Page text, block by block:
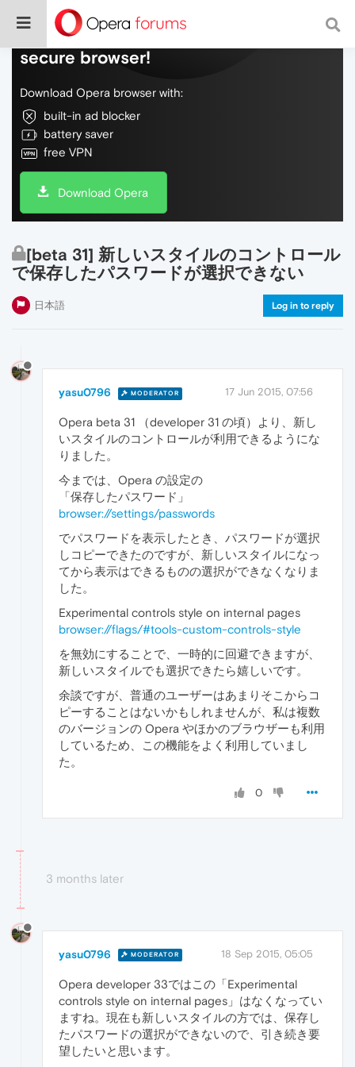
Do more on the web, with a fast and
secure browser!
Download Opera browser with:
built-in ad blocker
battery saver
free VPN
Download Opera
[beta 31] 新しいスタイルのコントロール
で保存したパスワードが選択できない
日本語 Log in to reply
yasu0796 MODERATOR 17 Jun 2015, 07:56
Opera beta 31 （developer 31 の頃）より、新し
いスタイルのコントロールが利用できるようにな
りました。
今までは、Opera の設定の
「保存したパスワード」
browser://settings/passwords
でパスワードを表示したとき、パスワードが選択
しコピーできたのですが、新しいスタイルになっ
てから表示はできるものの選択ができなくなりま
した。
Experimental controls style on internal pages
browser://flags/#tools-custom-controls-style
を無効にすることで、一時的に回避できますが、
新しいスタイルでも選択できたら嬉しいです。
余談ですが、普通のユーザーはあまりそこからコ
ピーすることはないかもしれませんが、私は複数
のバージョンの Opera やほかのブラウザーも利用
しているため、この機能をよく利用していまし
た。
0
3 months later
yasu0796 MODERATOR 18 Sep 2015, 05:05
Opera developer 33ではこの「Experimental
controls style on internal pages」はなくなってい
ますね。現在も新しいスタイルの方では、保存し
たパスワードの選択ができないので、引き続き要
望したいと思います。